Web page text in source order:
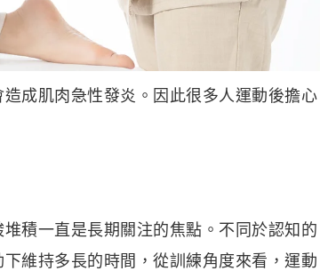
成肌肉急性發炎。因此很多人運動後擔心
積一直是長期關注的焦點。不同於認知的
維持多長的時間，從訓練角度來看，運動